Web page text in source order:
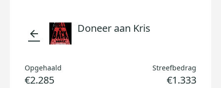
arrow_back Doneer aan Kris
Opgehaald
€2.285
Streefbedrag
€1.333